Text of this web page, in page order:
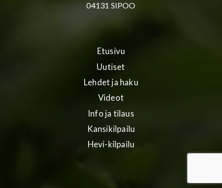
04131 SIPOO
Etusivu
Uutiset
Lehdet ja haku
Videot
Info ja tilaus
Kansikilpailu
Hevi-kilpailu